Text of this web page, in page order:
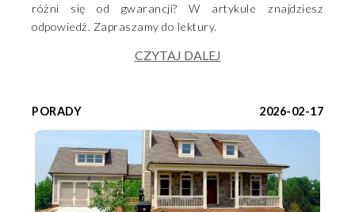
różni się od gwarancji? W artykule znajdziesz
odpowiedź. Zapraszamy do lektury.
CZYTAJ DALEJ
PORADY 2026-02-17